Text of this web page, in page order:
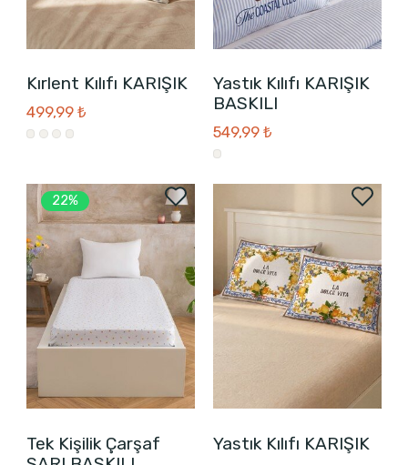
Kırlent Kılıfı KARIŞIK
499,99 ₺
Yastık Kılıfı KARIŞIK
BASKILI
549,99 ₺
22%
Tek Kişilik Çarşaf
Yastık Kılıfı KARIŞIK